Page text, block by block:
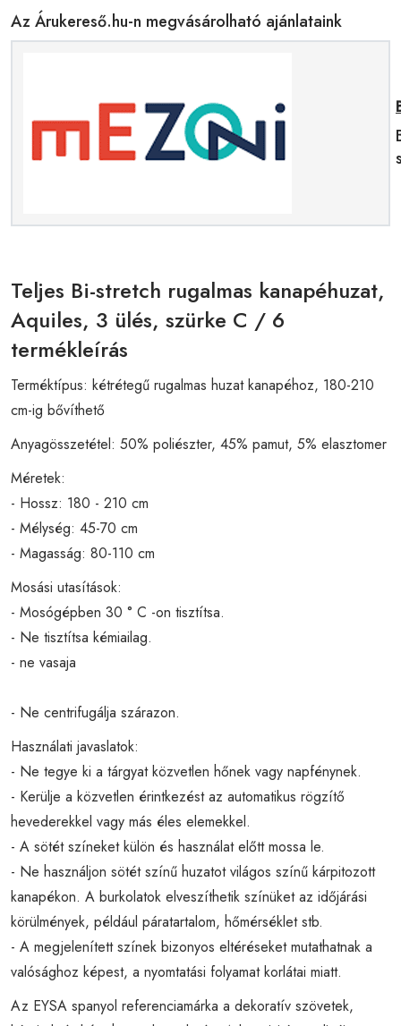
Az Árukereső.hu-n megvásárolható ajánlataink
Teljes Bi-stretch rugalmas kanapéhuzat,
Aquiles, 3 ülés, szürke C / 6
termékleírás
Terméktípus: kétrétegű rugalmas huzat kanapéhoz, 180-210
cm-ig bővíthető
Anyagösszetétel: 50% poliészter, 45% pamut, 5% elasztomer
Méretek:
- Hossz: 180 - 210 cm
- Mélység: 45-70 cm
- Magasság: 80-110 cm
Mosási utasítások:
- Mosógépben 30 ° C -on tisztítsa.
- Ne tisztítsa kémiailag.
- ne vasaja
- Ne centrifugálja szárazon.
Használati javaslatok:
- Ne tegye ki a tárgyat közvetlen hőnek vagy napfénynek.
- Kerülje a közvetlen érintkezést az automatikus rögzítő
hevederekkel vagy más éles elemekkel.
- A sötét színeket külön és használat előtt mossa le.
- Ne használjon sötét színű huzatot világos színű kárpitozott
kanapékon. A burkolatok elveszíthetik színüket az időjárási
körülmények, például páratartalom, hőmérséklet stb.
- A megjelenített színek bizonyos eltéréseket mutathatnak a
valósághoz képest, a nyomtatási folyamat korlátai miatt.
Az EYSA spanyol referenciamárka a dekoratív szövetek,